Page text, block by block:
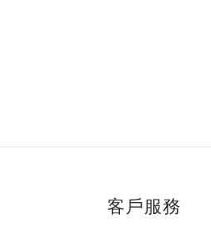
客戶服務